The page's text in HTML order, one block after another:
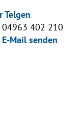
Telgen
04963 402 210
E-Mail senden